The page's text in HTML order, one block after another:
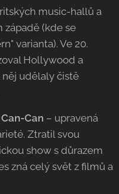
music-hallů a
západě (kde se
varianta). Ve 20.
Hollywood a
něj udělaly čistě
Can – upravená
Ztratil svou
show s důrazem
zná celý svět z filmů a